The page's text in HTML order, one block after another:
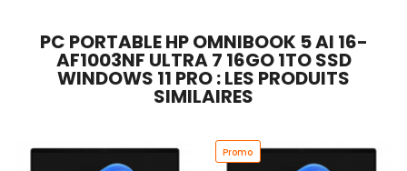
PC PORTABLE HP OMNIBOOK 5 AI 16-
AF1003NF ULTRA 7 16GO 1TO SSD
WINDOWS 11 PRO : LES PRODUITS
SIMILAIRES
Promo